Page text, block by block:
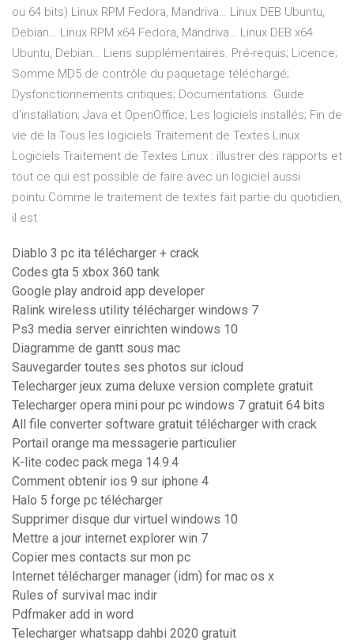
ou 64 bits) Linux RPM Fedora, Mandriva… Linux DEB Ubuntu,
Debian… Linux RPM x64 Fedora, Mandriva… Linux DEB x64
Ubuntu, Debian… Liens supplémentaires. Pré-requis; Licence;
Somme MD5 de contrôle du paquetage téléchargé;
Dysfonctionnements critiques; Documentations. Guide
d'installation; Java et OpenOffice; Les logiciels installés; Fin de
vie de la Tous les logiciels Traitement de Textes Linux
Logiciels Traitement de Textes Linux : illustrer des rapports et
tout ce qui est possible de faire avec un logiciel aussi
pointu.Comme le traitement de textes fait partie du quotidien,
il est
Diablo 3 pc ita télécharger + crack
Codes gta 5 xbox 360 tank
Google play android app developer
Ralink wireless utility télécharger windows 7
Ps3 media server einrichten windows 10
Diagramme de gantt sous mac
Sauvegarder toutes ses photos sur icloud
Telecharger jeux zuma deluxe version complete gratuit
Telecharger opera mini pour pc windows 7 gratuit 64 bits
All file converter software gratuit télécharger with crack
Portail orange ma messagerie particulier
K-lite codec pack mega 14.9.4
Comment obtenir ios 9 sur iphone 4
Halo 5 forge pc télécharger
Supprimer disque dur virtuel windows 10
Mettre a jour internet explorer win 7
Copier mes contacts sur mon pc
Internet télécharger manager (idm) for mac os x
Rules of survival mac indir
Pdfmaker add in word
Telecharger whatsapp dahbi 2020 gratuit